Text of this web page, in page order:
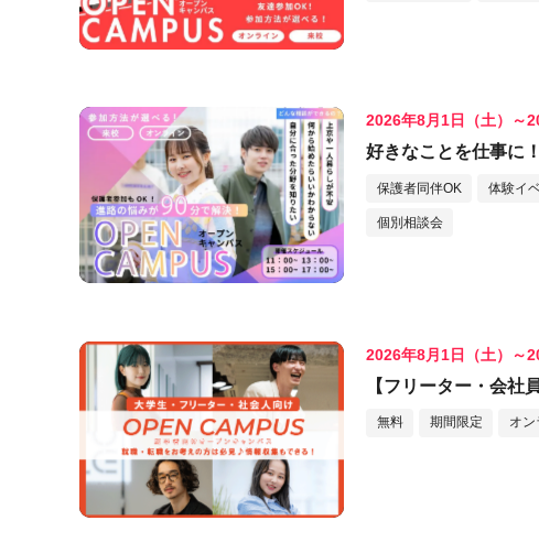
2026年8月1日（土）～
好きなことを仕事
保護者同伴OK 体験イ
個別相談会
2026年8月1日（土）～
【フリーター・会
無料 期間限定 オ